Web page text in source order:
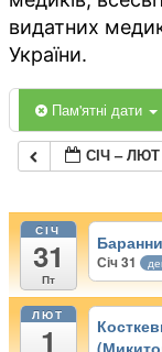
видатних
України.
Пам'ятні дати
СІЧ – ЛЮТ
СІЧ
31
Пт
Січ 31
ЛЮТ
1